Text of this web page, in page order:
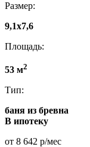
Размер:
9,1x7,6
Площадь:
53 м2
Тип:
баня из бревна
В ипотеку
от 8 642 р/мес